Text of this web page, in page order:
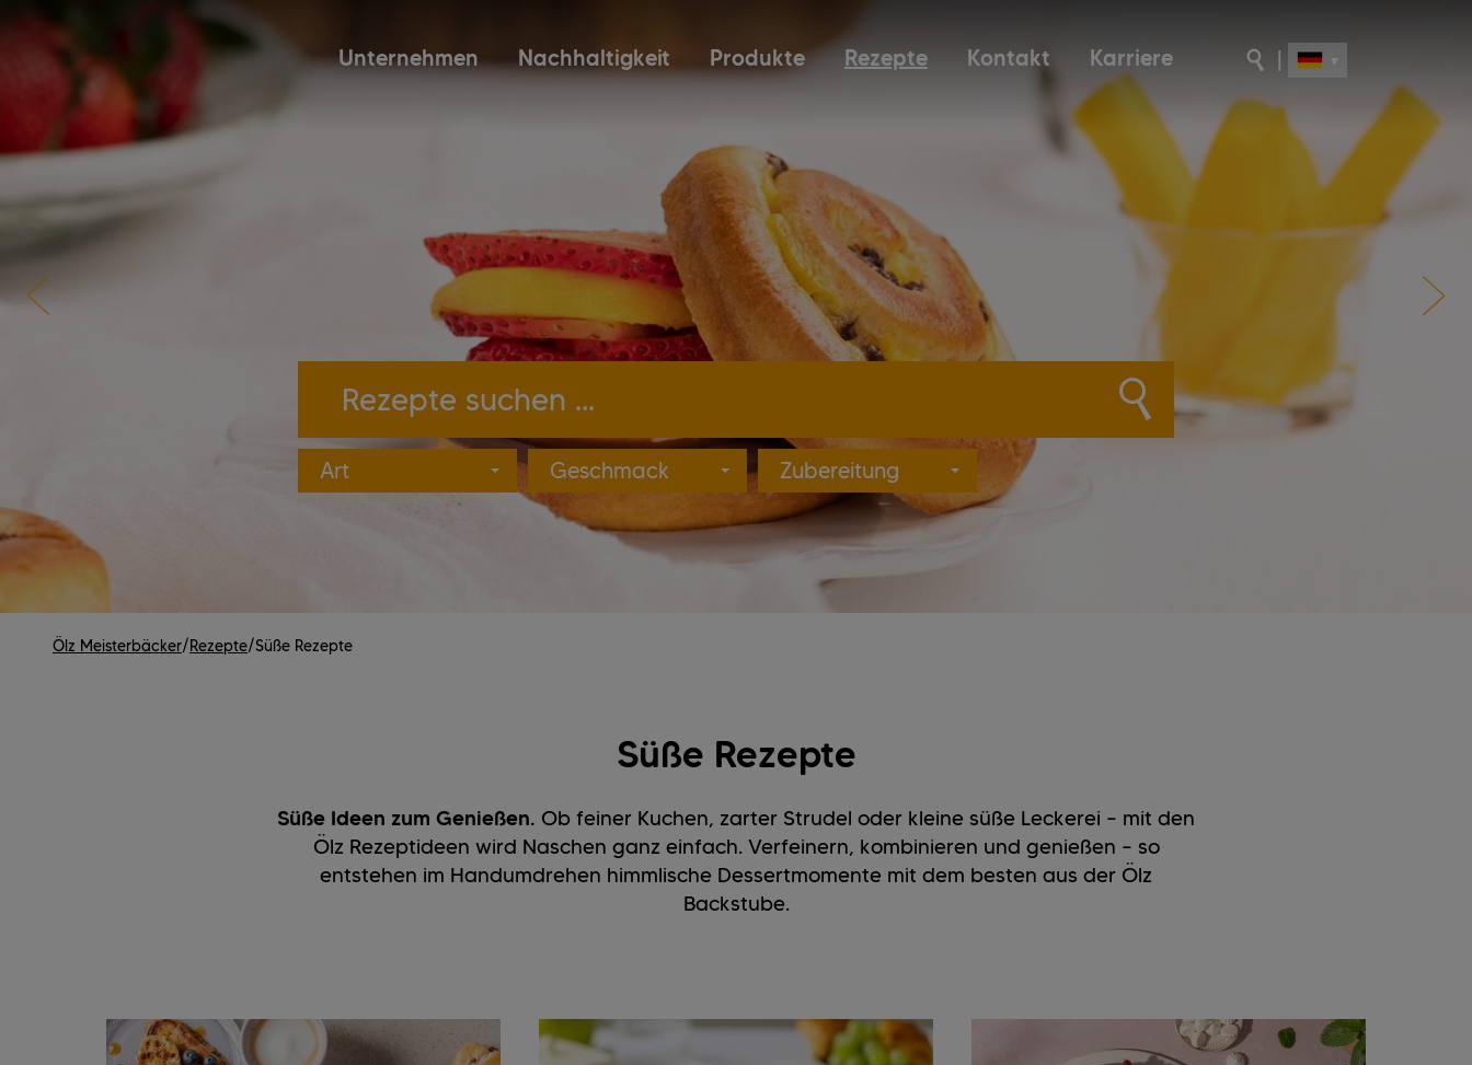
Unternehmen Nachhaltigkeit Produkte Rezepte Kontakt Karriere
Art Geschmack Zubereitung
Ölz Meisterbäcker/Rezepte/Süße Rezepte
Süße Rezepte
Süße Ideen zum Genießen. Ob feiner Kuchen, zarter Strudel oder kleine süße Leckerei – mit den
Ölz Rezeptideen wird Naschen ganz einfach. Verfeinern, kombinieren und genießen – so
entstehen im Handumdrehen himmlische Dessertmomente mit dem besten aus der Ölz
Backstube.